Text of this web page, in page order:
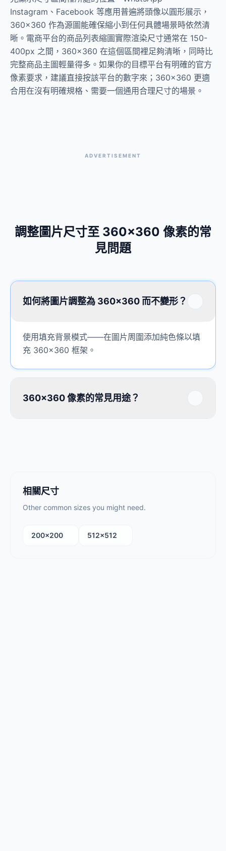
Instagram、Facebook 等應用普遍將頭像以圓形展示，
360×360 作為源圖能確保縮小到任何具體場景時依然清
晰。電商平台的商品列表縮圖實際渲染尺寸通常在 150-
400px 之間，360×360 在這個區間裡足夠清晰，同時比
完整商品主圖輕量得多。如果你的目標平台有明確的官方
像素要求，建議直接按該平台的數字來；360×360 更適
合用在沒有明確規格、需要一個通用合理尺寸的場景。
ADVERTISEMENT
調整圖片尺寸至 360×360 像素的常
見問題
如何將圖片調整為 360×360 而不變形？
使用填充背景模式——在圖片周圍添加純色條以填
充 360×360 框架。
360×360 像素的常見用途？
相關尺寸
Other common sizes you might need.
200×200 512×512